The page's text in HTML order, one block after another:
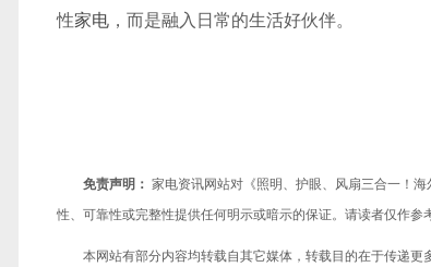
性家电 ，而是融入日常的生活好伙伴。
免责声明： 家电资讯网站对《照明、护眼、风扇三合一！
性、可靠性或完整性提供任何明示或暗示的保证。请读者仅作参
本网站有部分内容均转载自其它媒体，转载目的在于传递